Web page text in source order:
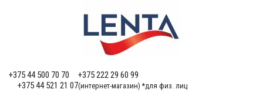
+375 44 500 70 70
+375 222 29 60 99
+375 44 521 21 07(интернет-магазин) *для физ. лиц